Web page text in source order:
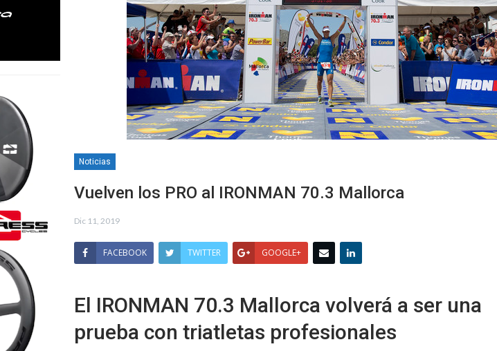
Noticias
Vuelven los PRO al IRONMAN 70.3 Mallorca
Dic 11, 2019
FACEBOOK TWITTER GOOGLE+
El IRONMAN 70.3 Mallorca volverá a ser una
prueba con triatletas profesionales